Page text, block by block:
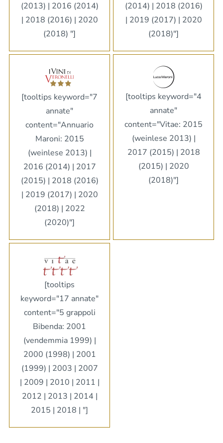
(2013) | 2016 (2014)
| 2018 (2016) | 2020
(2018) "]
(2014) | 2018 (2016)
| 2019 (2017) | 2020
(2018)"]
[tooltips keyword="7
annate"
content="Annuario
Maroni: 2015
(weinlese 2013) |
2016 (2014) | 2017
(2015) | 2018 (2016)
| 2019 (2017) | 2020
(2018) | 2022
(2020)"]
[tooltips keyword="4
annate"
content="Vitae: 2015
(weinlese 2013) |
2017 (2015) | 2018
(2015) | 2020
(2018)"]
[tooltips
keyword="17 annate"
content="5 grappoli
Bibenda: 2001
(vendemmia 1999) |
2000 (1998) | 2001
(1999) | 2003 | 2007
| 2009 | 2010 | 2011 |
2012 | 2013 | 2014 |
2015 | 2018 | "]